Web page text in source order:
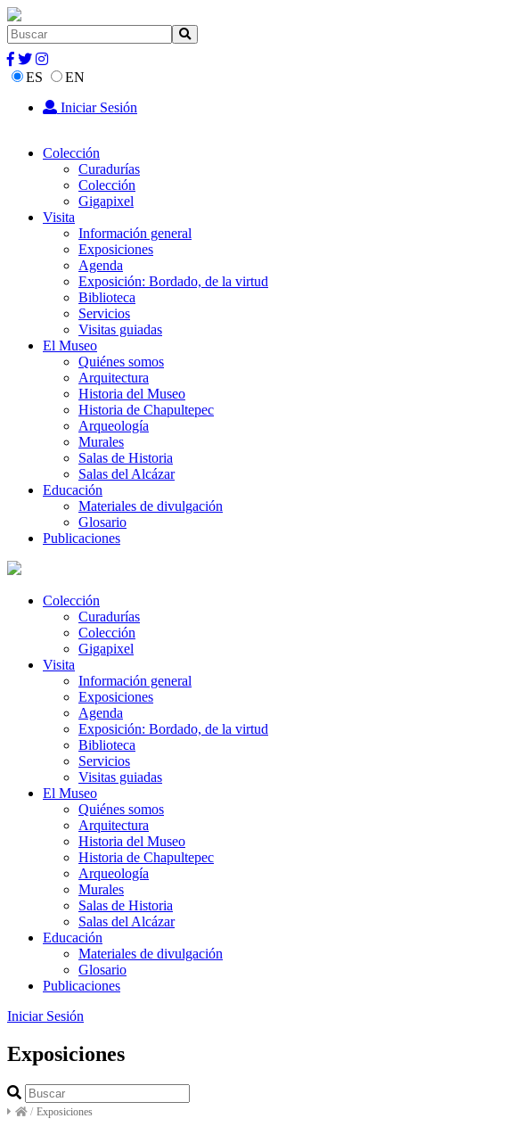
ES
EN
Iniciar Sesión
Colección
Curadurías
Colección
Gigapixel
Visita
Información general
Exposiciones
Agenda
Exposición: Bordado, de la virtud
Biblioteca
Servicios
Visitas guiadas
El Museo
Quiénes somos
Arquitectura
Historia del Museo
Historia de Chapultepec
Arqueología
Murales
Salas de Historia
Salas del Alcázar
Educación
Materiales de divulgación
Glosario
Publicaciones
Colección
Curadurías
Colección
Gigapixel
Visita
Información general
Exposiciones
Agenda
Exposición: Bordado, de la virtud
Biblioteca
Servicios
Visitas guiadas
El Museo
Quiénes somos
Arquitectura
Historia del Museo
Historia de Chapultepec
Arqueología
Murales
Salas de Historia
Salas del Alcázar
Educación
Materiales de divulgación
Glosario
Publicaciones
Iniciar Sesión
Exposiciones
/ Exposiciones